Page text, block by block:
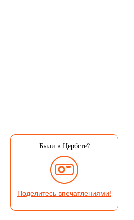
Были в Цербсте?
Поделитесь впечатлениями!